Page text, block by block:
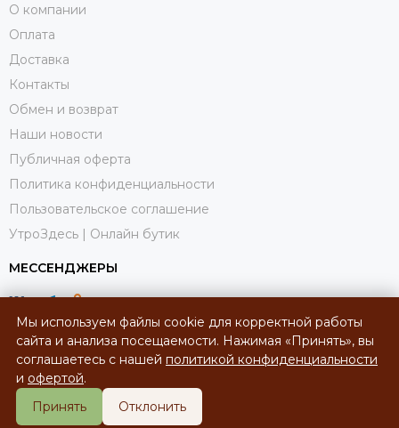
О компании
Оплата
Доставка
Контакты
Обмен и возврат
Наши новости
Публичная оферта
Политика конфиденциальности
Пользовательское соглашение
УтроЗдесь | Онлайн бутик
МЕССЕНДЖЕРЫ
2026 © УтроЗдесь | Онлайн-бутик.
Мы используем файлы cookie для корректной работы
сайта и анализа посещаемости. Нажимая «Принять», вы
соглашаетесь с нашей политикой конфиденциальности
и офертой.
Принять
Отклонить